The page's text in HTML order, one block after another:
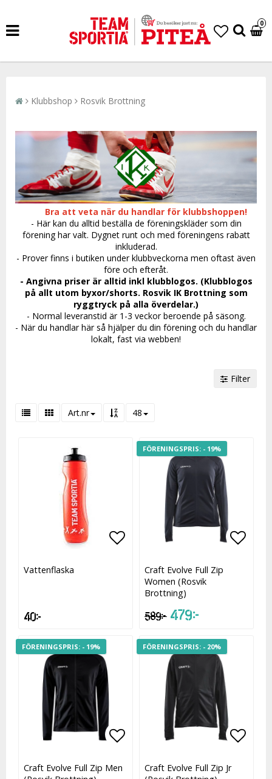
0
Klubbshop Rosvik Brottning
Bra att veta när du handlar för klubbshoppen!
- Här kan du alltid beställa de föreningskläder som din
förening har valt. Dygnet runt och med föreningens rabatt
inkluderad.
- Prover finns i butiken under klubbveckorna men oftast även
före och efteråt.
- Angivna priser är alltid inkl klubblogos. (Klubblogos
på allt utom byxor/shorts. Rosvik IK Brottning som
ryggtryck på alla överdelar.)
- Normal leveranstid är 1-3 veckor beroende på säsong.
- När du handlar här så hjälper du din förening och du handlar
lokalt, fast via webben!
Filter
Art.nr 48
Lägg till i favoritlistan
Vattenflaska
40 kr
- 19%
Craft Evolve Full Zip
Women (Rosvik
Brottning)
589 kr 479 kr
- 19%
Lägg till i favoritlistan
Craft Evolve Full Zip Men
- 20%
Craft Evolve Full Zip Jr